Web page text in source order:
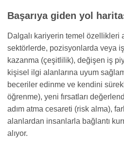
Başarıya giden yol
Dalgalı kariyerin temel özellikleri
sektörlerde, pozisyonlarda veya
kazanma (çeşitlilik), değişen iş
kişisel ilgi alanlarına uyum
beceriler edinme ve kendini
öğrenme), yeni fırsatları
adım atma cesareti (risk alma),
alanlardan insanlarla bağlantı
alıyor.